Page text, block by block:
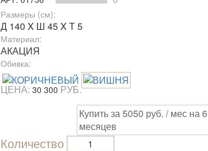
Размеры (см):
Д 140 X Ш 45 X Т 5
Материал:
АКАЦИЯ
Обивка:
ЦЕНА: 30 300 РУБ.
Купить за 5050 руб. / мес на 6
месяцев
Количество